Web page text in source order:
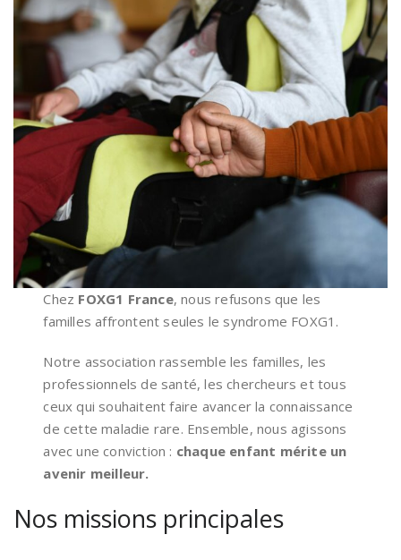
Chez FOXG1 France, nous refusons que les
familles affrontent seules le syndrome FOXG1.
Notre association rassemble les familles, les
professionnels de santé, les chercheurs et tous
ceux qui souhaitent faire avancer la connaissance
de cette maladie rare. Ensemble, nous agissons
avec une conviction : chaque enfant mérite un
avenir meilleur.
Nos missions principales